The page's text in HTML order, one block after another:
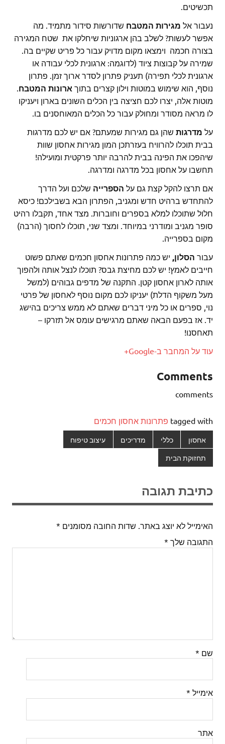
תכשיטים.
נעבור אל מגירות המטבח שדורשות סידור מתמיד. מה
אפשר לעשות? לשלב בהן ארגוניות שיחלקו את שטח המגירה
בצורה חכמה וימצאו מקום מדויק עבור כל פריט שקיים בה.
שמירה על קבוצות ציוד (לדוגמה: ארגונית לכלי עבודה או
ארגונית לכלי תפירה) תעניק פתרון לסדר ארוך זמן. פתרון
נוסף, הוא שימוש במוטות וילון קצרים בתוך ארונות המטבח.
מוטות אלה, יצרו לכם חציצה בין הכלים השונים בארון ויעניקו
לו מראה מסודר ומחולק עבור כל הכלים המאוחסנים בו.
על מדרגות שהן גם מגירות שמעתם? אם יש לכם מדרגות
בבית תוכלו להרוויח בעזרתכן המון מגירות אחסון שוות
שיהפכו את הפינה בבית להרבה יותר פרקטית ומועילה!
תחשבו על אחסון בכל מדרגה ומדרגה.
אם תרצו להקל קצת גם על הספרייה שלכם ועל הדרך
להתחדש ברהיט חדש ומגניב, הפתרון הבא בשבילכם! כיסא
חלול שתוכלו למלא בספרים וחוברות. מצד אחד, תקבלו רהיט
סופר מגניב ומודרני במיוחד. ומצד שני, תוכלו לחסוך (הרבה)
מקום בספרייה.
עבור הסלון, יש כמה פתרונות אחסון חכמים שאתם פשוט
חייבים לאמץ! יש לכם מחיצת גבס? תוכלו לנצל אותה ולהפוך
אותה לארון אחסון קטן. התקנה של מדפים גבוהים (למשל
מעל משקוף הדלת) יעניקו לכם מקום נוסף לאחסון של פרטי
נוי, ספרים או כל מיני דברים שאתם לא ממש צריכים בהישג
יד. אז בפעם הבאה שאתם מרגישים עומס אל תזרקו –
תאחסנו!
עוד על המחבר ב-Google+
Comments
comments
tagged with פתרונות אחסון חכמים
אחסון כללי מדריכים עיצוב טיפוח
תחזוקת הבית
כתיבת תגובה
האימייל לא יוצג באתר. שדות החובה מסומנים *
התגובה שלך *
שם *
אימייל *
אתר